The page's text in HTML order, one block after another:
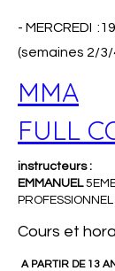
- MERCREDI
(semaines 2/
MMA
FULL
instructeurs :
EMMANUEL
Cours et
A PARTIR DE 13